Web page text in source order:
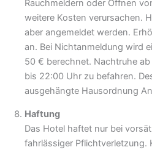
Rauchmeldern oder Öffnen
weitere Kosten verursachen.
aber angemeldet werden.
an. Bei Nichtanmeldung wird
50 € berechnet. Nachtruhe
bis 22:00 Uhr zu befahren.
ausgehängte Hausordnung
Haftung
Das Hotel haftet nur bei
fahrlässiger Pflichtverletzung.